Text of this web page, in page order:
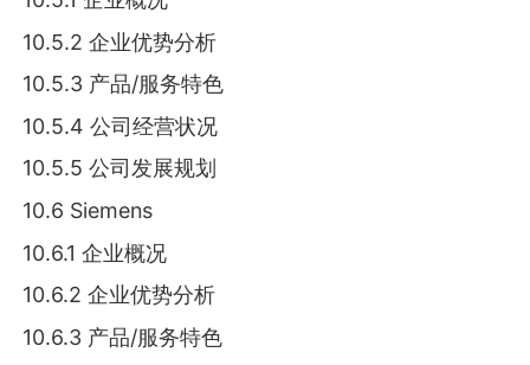
10.5.2 企业优势分析
10.5.3 产品/服务特色
10.5.4 公司经营状况
10.5.5 公司发展规划
10.6 Siemens
10.6.1 企业概况
10.6.2 企业优势分析
10.6.3 产品/服务特色